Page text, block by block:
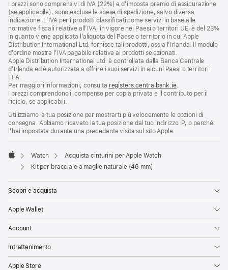
I prezzi sono comprensivi di IVA (22%) e d’imposta premio di assicurazione
(se applicabile), sono escluse le spese di spedizione, salvo diversa
indicazione. L’IVA per i prodotti classificati come servizi in base alle
normative fiscali relative all’IVA, in vigore nei Paesi o territori UE, è del 23%
in quanto viene applicata l’aliquota del Paese o territorio in cui Apple
Distribution International Ltd. fornisce tali prodotti, ossia l’Irlanda. Il modulo
d’ordine mostra l’IVA pagabile relativa ai prodotti selezionati.
Apple Distribution International Ltd. è controllata dalla Banca Centrale
d’Irlanda ed è autorizzata a offrire i suoi servizi in alcuni Paesi o territori
EEA.
Per maggiori informazioni, consulta registers.centralbank.ie.
I prezzi comprendono il compenso per copia privata e il contributo per il
riciclo, se applicabili.
Utilizziamo la tua posizione per mostrarti più velocemente le opzioni di
consegna. Abbiamo ricavato la tua posizione dal tuo indirizzo IP, o perché
l’hai impostata durante una precedente visita sul sito Apple.
Apple
Watch
Acquista cinturini per Apple Watch
Kit per bracciale a maglie naturale (46 mm)
Scopri e acquista
Apple Wallet
Account
Intrattenimento
Apple Store